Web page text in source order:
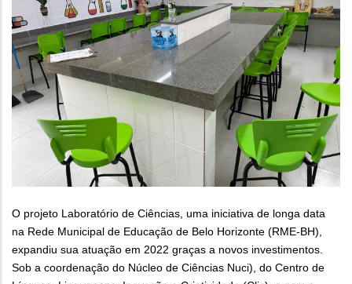
O projeto Laboratório de Ciências, uma iniciativa de longa data
na Rede Municipal de Educação de Belo Horizonte (RME-BH),
expandiu sua atuação em 2022 graças a novos investimentos.
Sob a coordenação do Núcleo de Ciências Nuci), do Centro de